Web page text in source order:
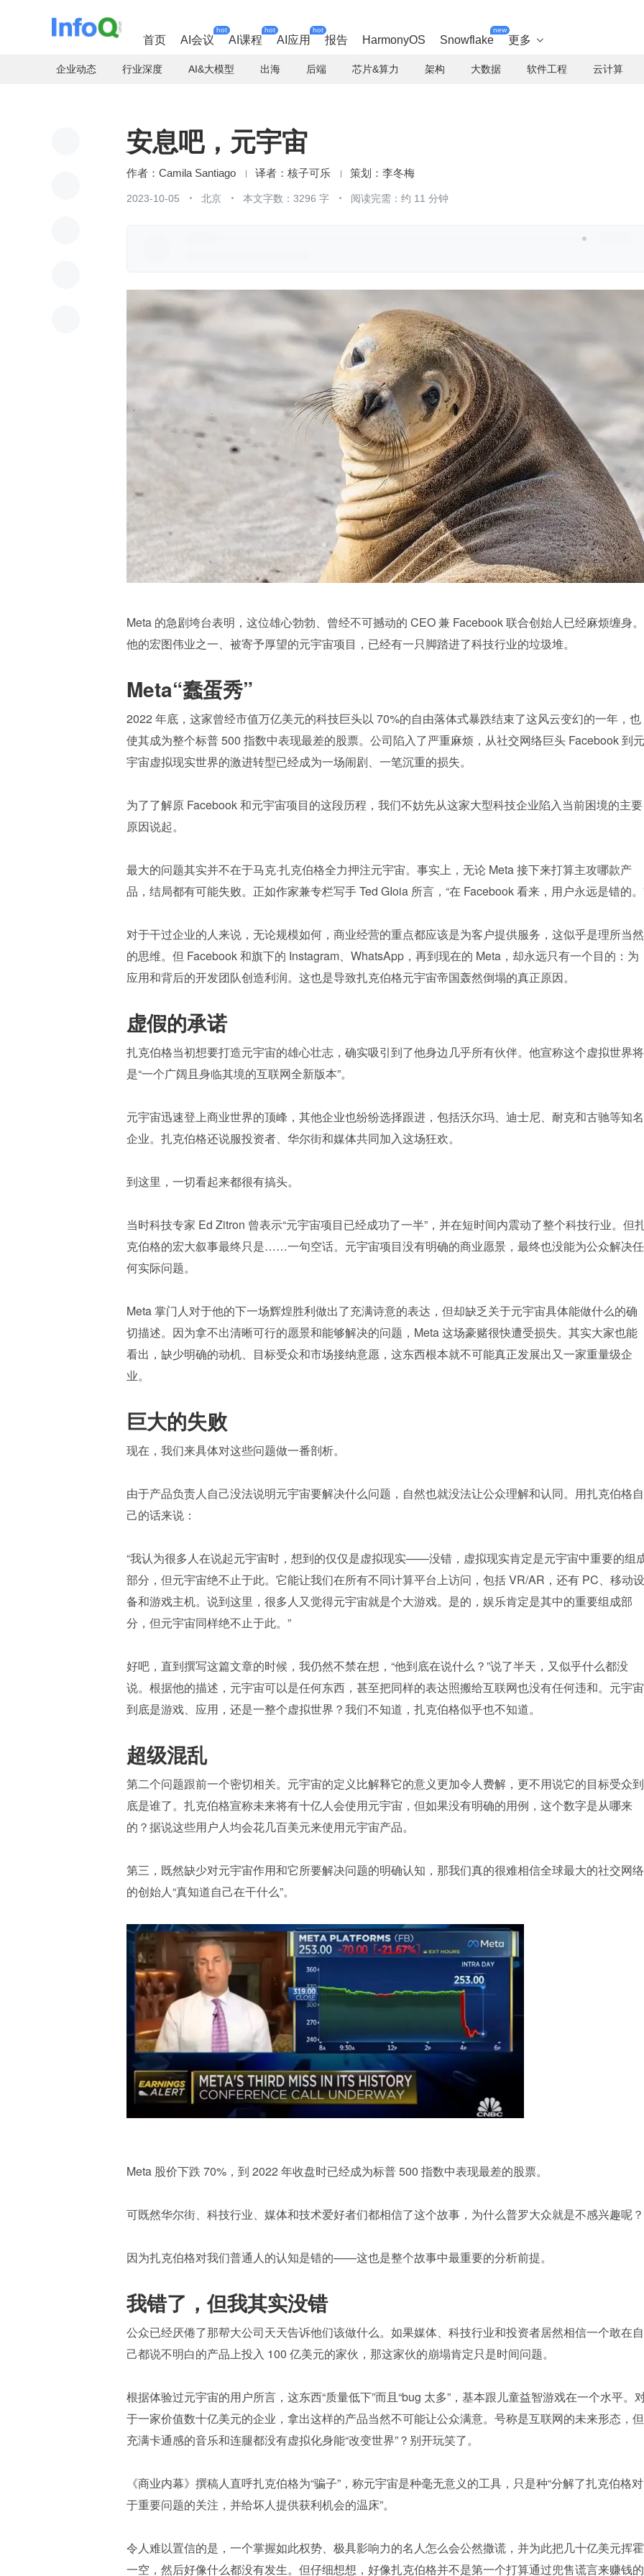
首页 AI会议
hot
AI课程
hot
AI应用
hot
报告 HarmonyOS Snowflake
new
更多 
企业动态 行业深度 AI&大模型 出海 后端 芯片&算力 架构 大数据 软件工程 云计算
安息吧，元宇宙
Camila Santiago 核子可乐 李冬梅
2023-10-05 北京 本文字数：3296 字 阅读完需：约 11 分钟
Meta 的急剧垮台表明，这位雄心勃勃、曾经不可撼动的 CEO 兼 Facebook 联合创始人已经麻烦缠身。
他的宏图伟业之一、被寄予厚望的元宇宙项目，已经有一只脚踏进了科技行业的垃圾堆。
Meta“蠢蛋秀”
2022 年底，这家曾经市值万亿美元的科技巨头以 70%的自由落体式暴跌结束了这风云变幻的一年，也
使其成为整个标普 500 指数中表现最差的股票。公司陷入了严重麻烦，从社交网络巨头 Facebook 到元
宇宙虚拟现实世界的激进转型已经成为一场闹剧、一笔沉重的损失。
为了了解原 Facebook 和元宇宙项目的这段历程，我们不妨先从这家大型科技企业陷入当前困境的主要
原因说起。
最大的问题其实并不在于马克·扎克伯格全力押注元宇宙。事实上，无论 Meta 接下来打算主攻哪款产
品，结局都有可能失败。正如作家兼专栏写手 Ted GIoia 所言，“在 Facebook 看来，用户永远是错的。
对于干过企业的人来说，无论规模如何，商业经营的重点都应该是为客户提供服务，这似乎是理所当然
的思维。但 Facebook 和旗下的 Instagram、WhatsApp，再到现在的 Meta，却永远只有一个目的：为
应用和背后的开发团队创造利润。这也是导致扎克伯格元宇宙帝国轰然倒塌的真正原因。
虚假的承诺
扎克伯格当初想要打造元宇宙的雄心壮志，确实吸引到了他身边几乎所有伙伴。他宣称这个虚拟世界将
是“一个广阔且身临其境的互联网全新版本”。
元宇宙迅速登上商业世界的顶峰，其他企业也纷纷选择跟进，包括沃尔玛、迪士尼、耐克和古驰等知名
企业。扎克伯格还说服投资者、华尔街和媒体共同加入这场狂欢。
到这里，一切看起来都很有搞头。
当时科技专家 Ed Zitron 曾表示“元宇宙项目已经成功了一半”，并在短时间内震动了整个科技行业。但
克伯格的宏大叙事最终只是……一句空话。元宇宙项目没有明确的商业愿景，最终也没能为公众解决任
何实际问题。
Meta 掌门人对于他的下一场辉煌胜利做出了充满诗意的表达，但却缺乏关于元宇宙具体能做什么的确
切描述。因为拿不出清晰可行的愿景和能够解决的问题，Meta 这场豪赌很快遭受损失。其实大家也能
看出，缺少明确的动机、目标受众和市场接纳意愿，这东西根本就不可能真正发展出又一家重量级企
业。
巨大的失败
现在，我们来具体对这些问题做一番剖析。
由于产品负责人自己没法说明元宇宙要解决什么问题，自然也就没法让公众理解和认同。用扎克伯格自
己的话来说：
“我认为很多人在说起元宇宙时，想到的仅仅是虚拟现实——没错，虚拟现实肯定是元宇宙中重要的组
部分，但元宇宙绝不止于此。它能让我们在所有不同计算平台上访问，包括 VR/AR，还有 PC、移动设
备和游戏主机。说到这里，很多人又觉得元宇宙就是个大游戏。是的，娱乐肯定是其中的重要组成部
分，但元宇宙同样绝不止于此。”
好吧，直到撰写这篇文章的时候，我仍然不禁在想，“他到底在说什么？”说了半天，又似乎什么都没
说。根据他的描述，元宇宙可以是任何东西，甚至把同样的表达照搬给互联网也没有任何违和。元宇宙
到底是游戏、应用，还是一整个虚拟世界？我们不知道，扎克伯格似乎也不知道。
超级混乱
第二个问题跟前一个密切相关。元宇宙的定义比解释它的意义更加令人费解，更不用说它的目标受众到
底是谁了。扎克伯格宣称未来将有十亿人会使用元宇宙，但如果没有明确的用例，这个数字是从哪来
的？据说这些用户人均会花几百美元来使用元宇宙产品。
第三，既然缺少对元宇宙作用和它所要解决问题的明确认知，那我们真的很难相信全球最大的社交网络
的创始人“真知道自己在干什么”。
Meta 股价下跌 70%，到 2022 年收盘时已经成为标普 500 指数中表现最差的股票。
可既然华尔街、科技行业、媒体和技术爱好者们都相信了这个故事，为什么普罗大众就是不感兴趣呢？
因为扎克伯格对我们普通人的认知是错的——这也是整个故事中最重要的分析前提。
我错了，但我其实没错
公众已经厌倦了那帮大公司天天告诉他们该做什么。如果媒体、科技行业和投资者居然相信一个敢在自
己都说不明白的产品上投入 100 亿美元的家伙，那这家伙的崩塌肯定只是时间问题。
根据体验过元宇宙的用户所言，这东西“质量低下”而且“bug 太多”，基本跟儿童益智游戏在一个水平。
于一家价值数十亿美元的企业，拿出这样的产品当然不可能让公众满意。号称是互联网的未来形态，但
充满卡通感的音乐和连腿都没有虚拟化身能“改变世界”？别开玩笑了。
《商业内幕》撰稿人直呼扎克伯格为“骗子”，称元宇宙是种毫无意义的工具，只是种“分解了扎克伯格对
于重要问题的关注，并给坏人提供获利机会的温床”。
令人难以置信的是，一个掌握如此权势、极具影响力的名人怎么会公然撒谎，并为此把几十亿美元挥霍
一空，然后好像什么都没有发生。但仔细想想，好像扎克伯格并不是第一个打算通过兜售谎言来赚钱的